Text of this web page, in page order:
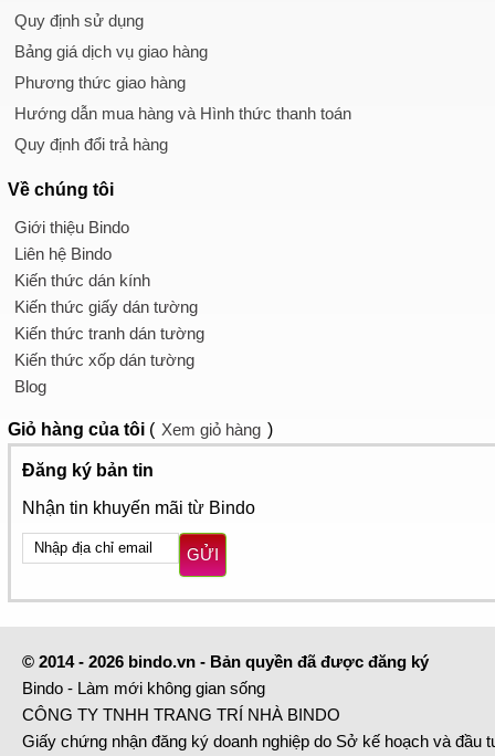
Quy định sử dụng
Bảng giá dịch vụ giao hàng
Phương thức giao hàng
Hướng dẫn mua hàng và Hình thức thanh toán
Quy định đổi trả hàng
Về chúng tôi
Giới thiệu Bindo
Liên hệ Bindo
Kiến thức dán kính
Kiến thức giấy dán tường
Kiến thức tranh dán tường
Kiến thức xốp dán tường
Blog
Giỏ hàng của tôi ( Xem giỏ hàng )
Đăng ký bản tin
Nhận tin khuyến mãi từ Bindo
GỬI
© 2014 - 2026 bindo.vn - Bản quyền đã được đăng ký
Bindo - Làm mới không gian sống
CÔNG TY TNHH TRANG TRÍ NHÀ BINDO
Giấy chứng nhận đăng ký doanh nghiệp do Sở kế hoạch và đầu